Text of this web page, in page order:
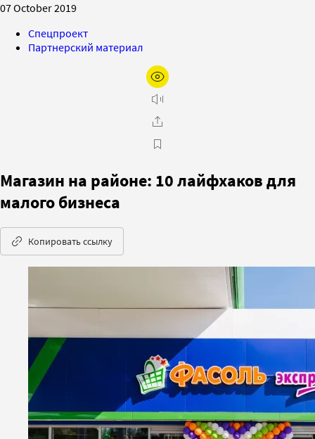
07 October 2019
Спецпроект
Партнерский материал
Магазин на районе: 10 лайфхаков для
малого бизнеса
Копировать ссылку